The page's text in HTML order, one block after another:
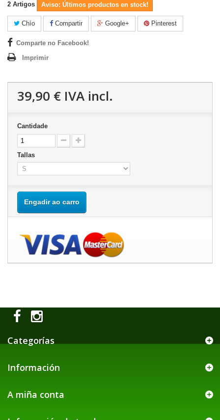
2 Artigos Aviso: Últimos productos en stock!
Chío Compartir Google+ Pinterest
Comparte no Facebook!
Imprimir
39,90 € IVA incl.
Cantidade
Tallas
Engadir ao carro
Categorías
Información
A miña conta